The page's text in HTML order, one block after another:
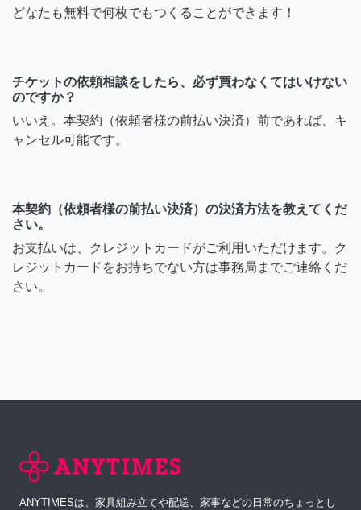
どなたも無料で何枚でもつくることができます！
チケットの依頼相談をしたら、必ず買わなくてはいけない
のですか？
いいえ。本契約（依頼者様の前払い決済）前であれば、キ
ャンセル可能です。
本契約（依頼者様の前払い決済）の決済方法を教えてくだ
さい。
お支払いは、クレジットカードがご利用いただけます。ク
レジットカードをお持ちでない方は事務局までご連絡くだ
さい。
ANYTIMESは、家具組み立てや配送、家事などの日常のちょっとし